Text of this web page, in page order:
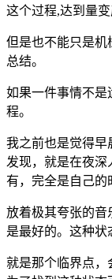
这个过程,达到量变
但是也不能只是机
总结。
如果一件事情不是
程。
我之前也是觉得早
发现，就是在夜
有，完全是自己的
放着极其夸张的音
是最好的。这种状
就是那个临界点，